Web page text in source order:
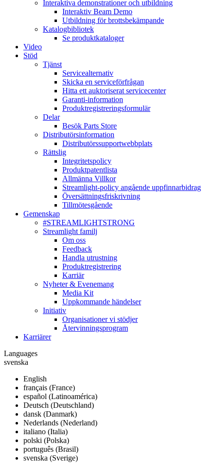
Interaktiva demonstrationer och utbildning
Interaktiv Beam Demo
Utbildning för brottsbekämpande
Katalogbibliotek
Se produktkataloger
Video
Stöd
Tjänst
Servicealternativ
Skicka en serviceförfrågan
Hitta ett auktoriserat servicecenter
Garanti-information
Produktregistreringsformulär
Delar
Besök Parts Store
Distributörsinformation
Distributörssupportwebbplats
Rättslig
Integritetspolicy
Produktpatentlista
Allmänna Villkor
Streamlight-policy angående uppfinnarbidrag
Översättningsfriskrivning
Tillmötesgående
Gemenskap
#STREAMLIGHTSTRONG
Streamlight familj
Om oss
Feedback
Handla utrustning
Produktregistrering
Karriär
Nyheter & Evenemang
Media Kit
Uppkommande händelser
Initiativ
Organisationer vi stödjer
Återvinningsprogram
Karriärer
Languages
svenska
English
français (France)
español (Latinoamérica)
Deutsch (Deutschland)
dansk (Danmark)
Nederlands (Nederland)
italiano (Italia)
polski (Polska)
português (Brasil)
svenska (Sverige)